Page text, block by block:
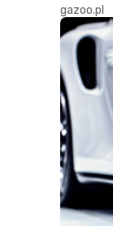
gazoo.pl